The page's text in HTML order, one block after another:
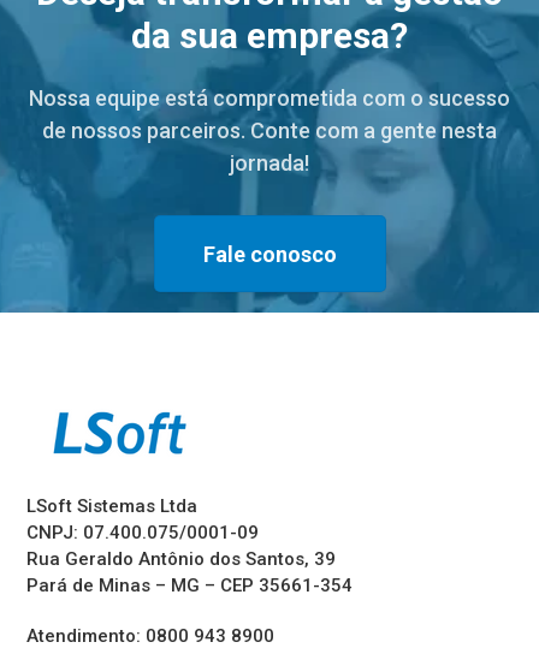
da sua empresa?
Nossa equipe está comprometida com o sucesso
de nossos parceiros. Conte com a gente nesta
jornada!
Fale conosco
LSoft Sistemas Ltda
CNPJ: 07.400.075/0001-09
Rua Geraldo Antônio dos Santos, 39
Pará de Minas – MG – CEP 35661-354
Atendimento: 0800 943 8900